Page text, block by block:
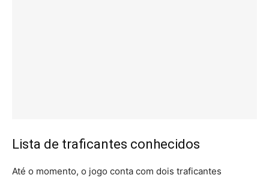
Lista de traficantes conhecidos
Até o momento, o jogo conta com dois traficantes